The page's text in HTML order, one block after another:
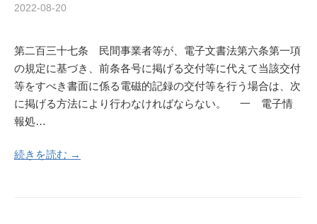
2022-08-20
第二百三十七条 民間事業者等が、電子文書法第六条第一項
の規定に基づき、前条各号に掲げる交付等に代えて当該交付
等をすべき書面に係る電磁的記録の交付等を行う場合は、次
に掲げる方法により行わなければならない。 一 電子情
報処…
続きを読む →